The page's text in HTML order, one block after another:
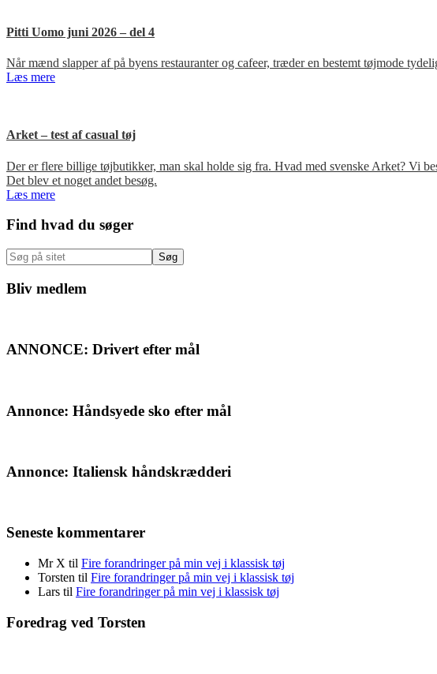
Pitti Uomo juni 2026 – del 4
Når mænd slapper af på byens restauranter og cafeer, træder en bestemt tøjmode
Læs mere
Arket – test af casual tøj
Der er flere billige tøjbutikker, man skal holde sig fra. Hvad med svenske Arket? Vi
Det blev et noget andet besøg.
Læs mere
Primær
Sidebar
Find hvad du søger
Søg
på
sitet
Bliv medlem
ANNONCE: Drivert efter mål
Annonce: Håndsyede sko efter mål
Annonce: Italiensk håndskrædderi
Seneste kommentarer
Mr X til Fire forandringer på min vej i klassisk tøj
Torsten til Fire forandringer på min vej i klassisk tøj
Lars til Fire forandringer på min vej i klassisk tøj
Foredrag ved Torsten